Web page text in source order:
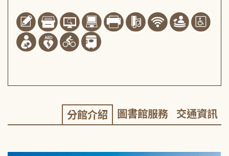
分館介紹 圖書館服務 交通資訊